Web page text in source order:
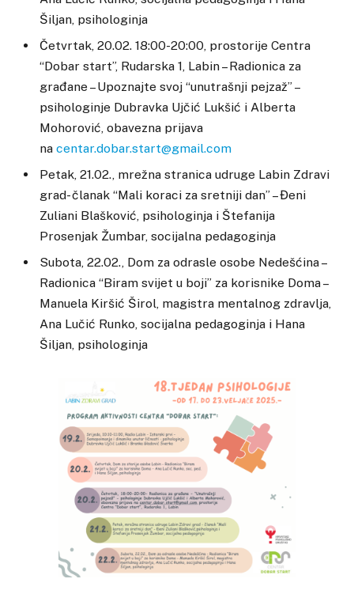
Šiljan, psihologinja
Četvrtak, 20.02. 18:00-20:00, prostorije Centra
“Dobar start”, Rudarska 1, Labin – Radionica za
građane – Upoznajte svoj “unutrašnji pejzaž” –
psihologinje Dubravka Ujčić Lukšić i Alberta
Mohorović, obavezna prijava
na centar.dobar.start@gmail.com
Petak, 21.02., mrežna stranica udruge Labin Zdravi
grad- članak “Mali koraci za sretniji dan” – Đeni
Zuliani Blašković, psihologinja i Štefanija
Prosenjak Žumbar, socijalna pedagoginja
Subota, 22.02., Dom za odrasle osobe Nedešćina –
Radionica “Biram svijet u boji” za korisnike Doma –
Manuela Kiršić Širol, magistra mentalnog zdravlja,
Ana Lučić Runko, socijalna pedagoginja i Hana
Šiljan, psihologinja